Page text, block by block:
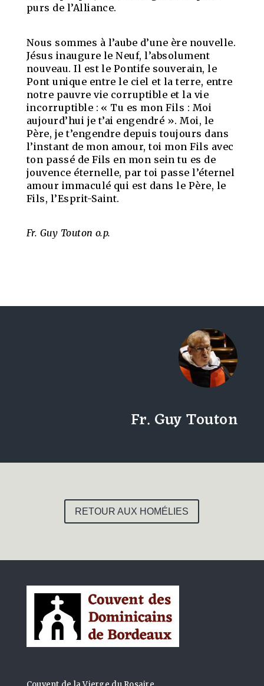
purs de l’Alliance.
Nous sommes à l’aube d’une ère nouvelle.
Jésus inaugure le Neuf, l’absolument
nouveau. Il est le Pontife souverain, le
Pont unique entre le ciel et la terre, entre
notre pauvre vie corruptible et la vie
incorruptible : « Tu es mon Fils : Moi
aujourd’hui je t’ai engendré ». Moi, le
Père, je t’engendre depuis toujours dans
l’instant de mon amour, toi mon Fils avec
ton passé de Fils en mon sein tu es de
jouvence éternelle, par toi passe l’éternel
amour immaculé qui est dans le Père, le
Fils, l’Esprit-Saint.
Fr. Guy Touton o.p.
Fr. Guy Touton
RETOUR AUX HOMÉLIES